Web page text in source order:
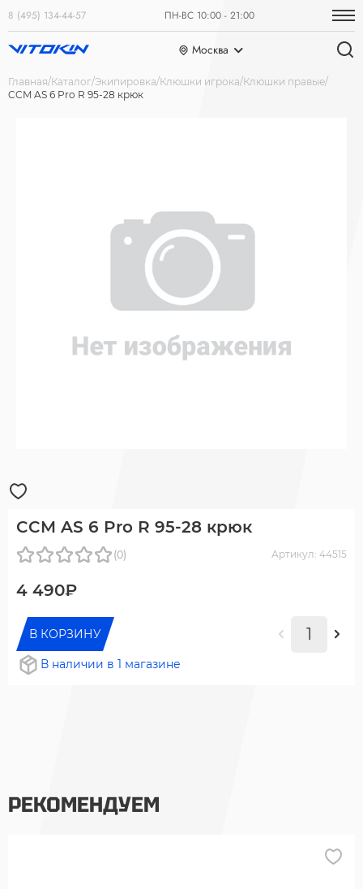
8 (495) 134-44-57 ПН-ВС 10:00 - 21:00
Москва
Главная Каталог Экипировка Клюшки игрока Клюшки правые
CCM AS 6 Pro R 95-28 крюк
CCM AS 6 Pro R 95-28 крюк
(0) Артикул: 44515
4 490₽
В КОРЗИНУ
В наличии в 1 магазине
РЕКОМЕНДУЕМ